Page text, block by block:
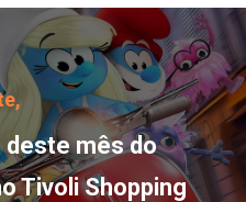
deste mês do
Tivoli Shopping